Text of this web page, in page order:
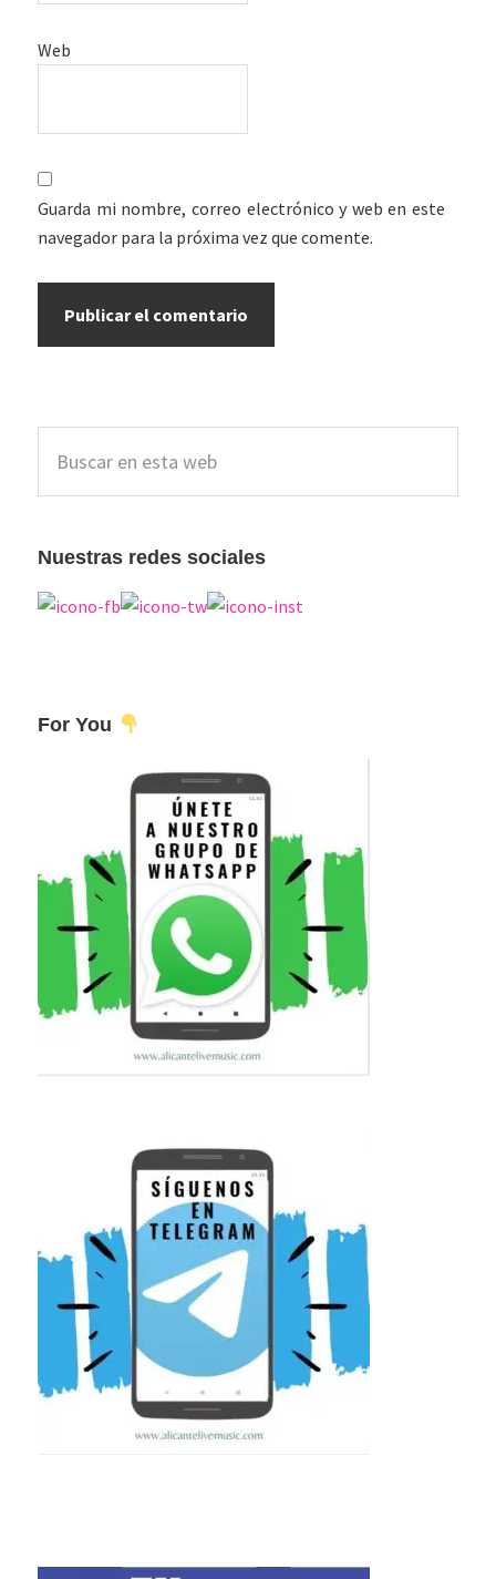
Web
Guarda mi nombre, correo electrónico y web en este
navegador para la próxima vez que comente.
Barra
lateral
esta
Nuestras redes sociales
For You